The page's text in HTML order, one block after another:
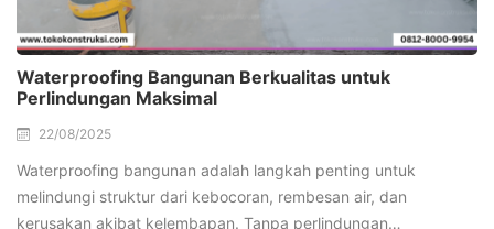
Waterproofing Bangunan Berkualitas untuk
Perlindungan Maksimal
22/08/2025
Waterproofing bangunan adalah langkah penting untuk
melindungi struktur dari kebocoran, rembesan air, dan
kerusakan akibat kelembapan. Tanpa perlindungan…